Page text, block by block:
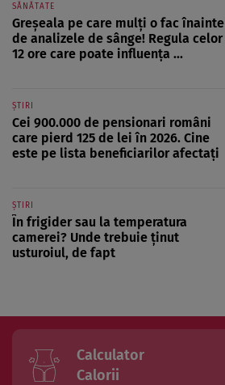
SĂNĂTATE
Greșeala pe care mulți o fac înainte
de analizele de sânge! Regula celor
12 ore care poate influența ...
ȘTIRI
Cei 900.000 de pensionari români
care pierd 125 de lei în 2026. Cine
este pe lista beneficiarilor afectați
ȘTIRI
În frigider sau la temperatura
camerei? Unde trebuie ținut
usturoiul, de fapt
Calculator
Calorii